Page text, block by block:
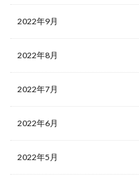
2022年9月
2022年8月
2022年7月
2022年6月
2022年5月